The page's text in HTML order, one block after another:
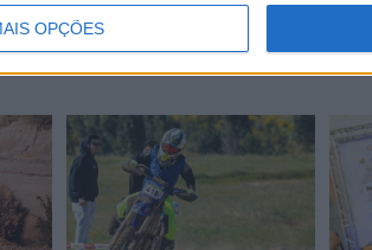
OPÇÕES
40
TT: MARTIM VENTURA LIDERA
RALLY2 NO DESAFIO RUTA 40